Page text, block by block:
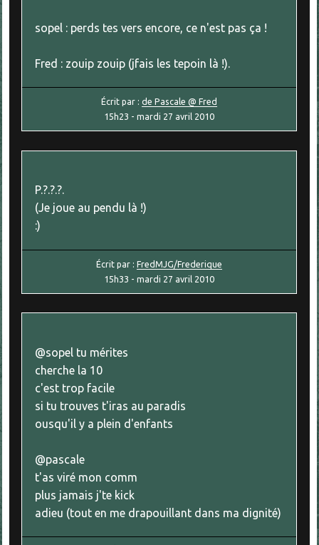
sopel : perds tes vers encore, ce n'est pas ça !
Fred : zouip zouip (jfais les tepoin là !).
Écrit par :de Pascale @ Fred
15h23 -mardi 27 avril 2010
P.?.?.?.
(Je joue au pendu là !)
:)
Écrit par :FredMJG/Frederique
15h33 -mardi 27 avril 2010
@sopel tu mérites
cherche la 10
c'est trop facile
si tu trouves t'iras au paradis
ousqu'il y a plein d'enfants
@pascale
t'as viré mon comm
plus jamais j'te kick
adieu (tout en me drapouillant dans ma dignité)